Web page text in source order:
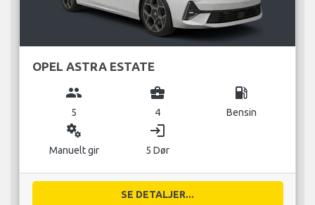
OPEL ASTRA ESTATE
group
5
business_center
4
local_gas_station
Bensin
miscellaneous_services
Manuelt gir
login
5 Dør
SE DETALJER...